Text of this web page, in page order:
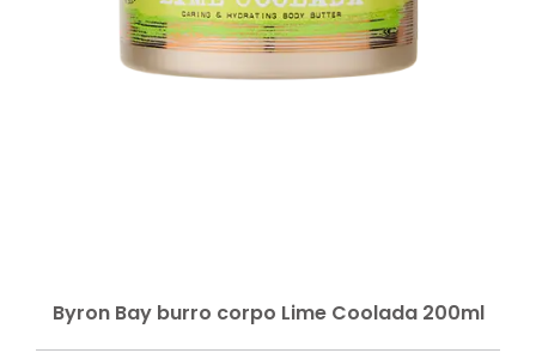
Byron Bay burro corpo Lime Coolada 200ml